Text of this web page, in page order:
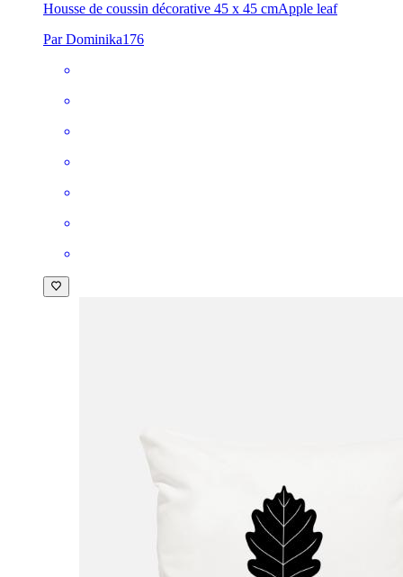
Housse de coussin décorative 45 x 45 cmApple leaf
Par Dominika176